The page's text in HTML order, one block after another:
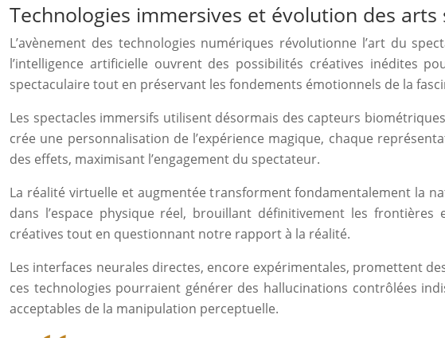
Technologies immersives et évolution des
L’avènement des technologies numériques révolutionne l’art du
l’intelligence artificielle ouvrent des possibilités créatives inédites
spectaculaire tout en préservant les fondements émotionnels de la
Les spectacles immersifs utilisent désormais des capteurs
crée une personnalisation de l’expérience magique, chaque
des effets, maximisant l’engagement du spectateur.
La réalité virtuelle et augmentée transforment fondamentalement la
dans l’espace physique réel, brouillant définitivement les
créatives tout en questionnant notre rapport à la réalité.
Les interfaces neurales directes, encore expérimentales, promettent
ces technologies pourraient générer des hallucinations contrôlées
acceptables de la manipulation perceptuelle.